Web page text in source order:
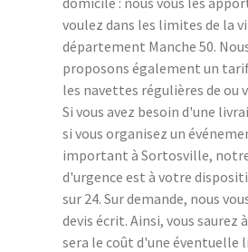
voulez dans les limites de la
département Manche 50.
proposons également un
les navettes régulières de ou
Si vous avez besoin d'une
si vous organisez un
important à Sortosville,
d'urgence est à votre
sur 24. Sur demande, nous
devis écrit. Ainsi, vous saurez
sera le coût d'une éventuelle